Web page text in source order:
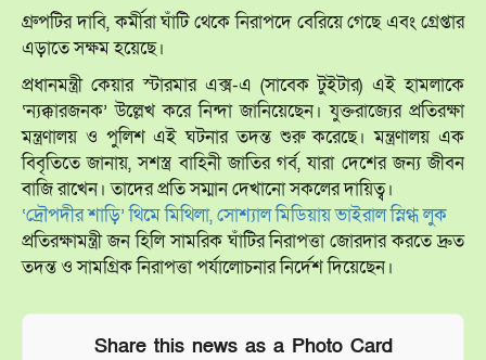
গ্রুপটির দাবি, কর্মীরা ঘাঁটি থেকে নিরাপদে বেরিয়ে গেছে এবং গ্রেপ্তার
এড়াতে সক্ষম হয়েছে।
প্রধানমন্ত্রী কেয়ার স্টারমার এক্স-এ (সাবেক টুইটার) এই হামলাকে
‘ন্যক্কারজনক’ উল্লেখ করে নিন্দা জানিয়েছেন। যুক্তরাজ্যের প্রতিরক্ষা
মন্ত্রণালয় ও পুলিশ এই ঘটনার তদন্ত শুরু করেছে। মন্ত্রণালয় এক
বিবৃতিতে জানায়, সশস্ত্র বাহিনী জাতির গর্ব, যারা দেশের জন্য জীবন
বাজি রাখেন। তাদের প্রতি সম্মান দেখানো সকলের দায়িত্ব।
‘দ্রৌপদীর শাড়ি’ থিমে মিথিলা, সোশ্যাল মিডিয়ায় ভাইরাল স্নিগ্ধ লুক
প্রতিরক্ষামন্ত্রী জন হিলি সামরিক ঘাঁটির নিরাপত্তা জোরদার করতে দ্রুত
তদন্ত ও সামগ্রিক নিরাপত্তা পর্যালোচনার নির্দেশ দিয়েছেন।
Share this news as a Photo Card